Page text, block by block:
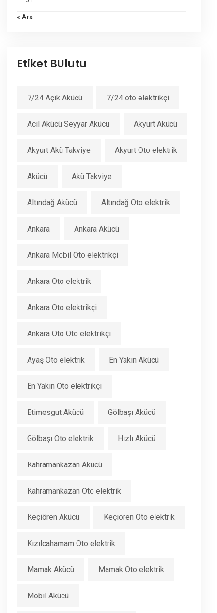
« Ara
Etiket BUlutu
7/24 Açık Akücü 7/24 oto elektrikçi
Acil Akücü Seyyar Akücü Akyurt Akücü
Akyurt Akü Takviye Akyurt Oto elektrik
Akücü Akü Takviye
Altındağ Akücü Altındağ Oto elektrik
Ankara Ankara Akücü
Ankara Mobil Oto elektrikçi
Ankara Oto elektrik
Ankara Oto elektrikçi
Ankara Oto Oto elektrikçi
Ayaş Oto elektrik En Yakın Akücü
En Yakın Oto elektrikçi
Etimesgut Akücü Gölbaşı Akücü
Gölbaşı Oto elektrik Hızlı Akücü
Kahramankazan Akücü
Kahramankazan Oto elektrik
Keçiören Akücü Keçiören Oto elektrik
Kızılcahamam Oto elektrik
Mamak Akücü Mamak Oto elektrik
Mobil Akücü